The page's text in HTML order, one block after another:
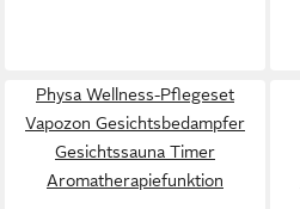
Physa Wellness-Pflegeset
Vapozon Gesichtsbedampfer
Gesichtssauna Timer
Aromatherapiefunktion